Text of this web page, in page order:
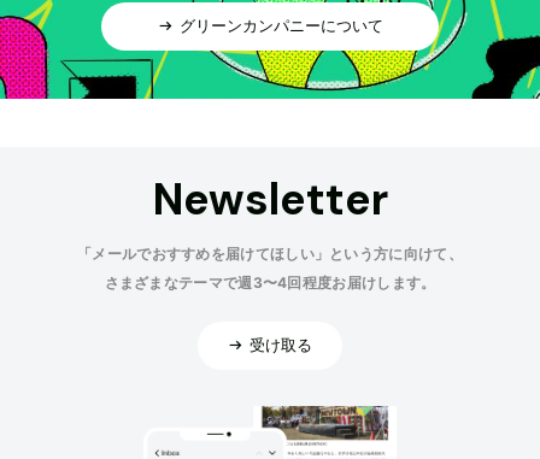
グリーンカンパニーについて
Newsletter
「メールでおすすめを届けてほしい」という方に向けて、
さまざまなテーマで週3〜4回程度お届けします。
受け取る